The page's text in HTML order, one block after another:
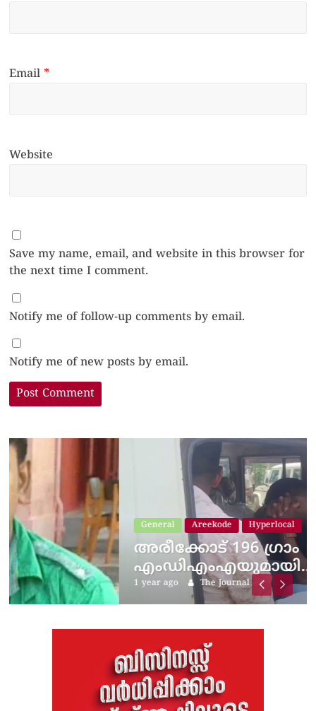
Email*
Website
Save my name, email, and website in this browser for
the next time I comment.
Notify me of follow-up comments by email.
Notify me of new posts by email.
General Areekode Hyperlocal
അരീക്കോട് 196 ​ഗ്രാം
എംഡിഎംഎയുമായി…
1 year ago The Journal